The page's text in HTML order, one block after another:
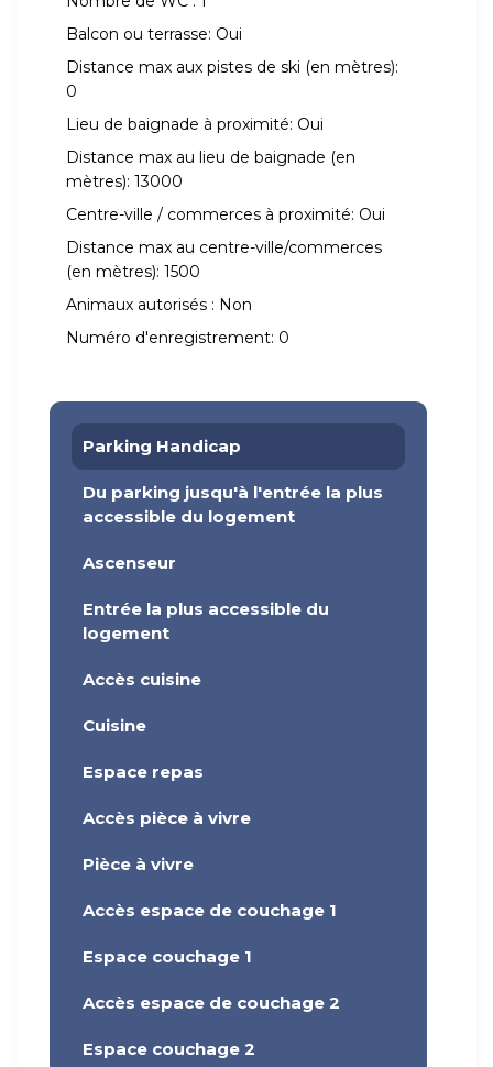
Balcon ou terrasse: Oui
Distance max aux pistes de ski (en mètres):
0
Lieu de baignade à proximité: Oui
Distance max au lieu de baignade (en
mètres): 13000
Centre-ville / commerces à proximité: Oui
Distance max au centre-ville/commerces
(en mètres): 1500
Animaux autorisés : Non
Numéro d'enregistrement: 0
Parking Handicap
Du parking jusqu'à l'entrée la plus
accessible du logement
Ascenseur
Entrée la plus accessible du
logement
Accès cuisine
Cuisine
Espace repas
Accès pièce à vivre
Pièce à vivre
Accès espace de couchage 1
Espace couchage 1
Accès espace de couchage 2
Espace couchage 2